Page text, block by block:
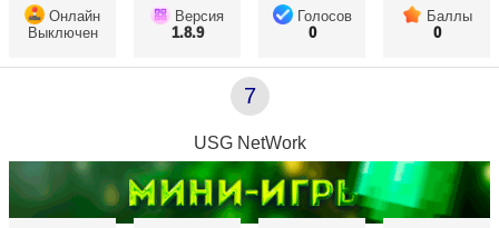
Онлайн
Выключен
Версия
1.8.9
Голосов
0
Баллы
0
7
USG NetWork